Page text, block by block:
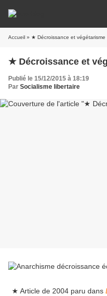
Accueil » ★ Décroissance et végétarisme
★ Décroissance et
Publié le 15/12/2015 à 18:19
Par Socialisme libertaire
★ Article de 2004 paru dans